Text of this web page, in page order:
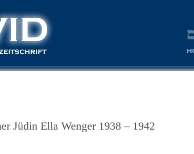
Jüdin Ella Wenger 1938 – 1942